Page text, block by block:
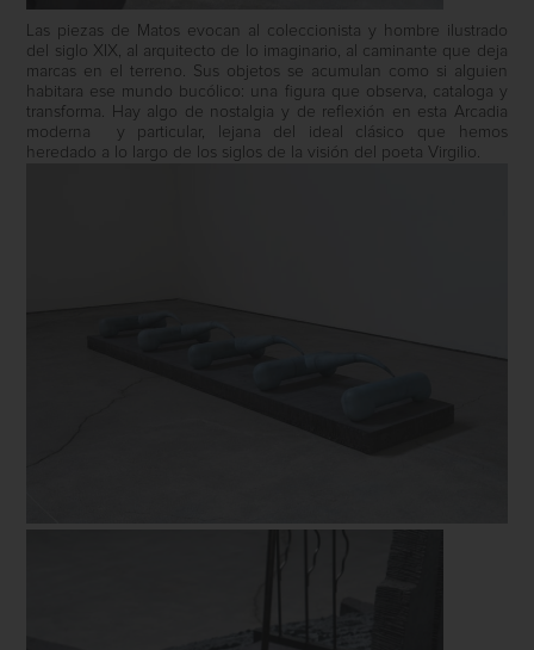
Las piezas de Matos evocan al coleccionista y hombre ilustrado
del siglo XIX, al arquitecto de lo imaginario, al caminante que deja
marcas en el terreno. Sus objetos se acumulan como si alguien
habitara ese mundo bucólico: una figura que observa, cataloga y
transforma. Hay algo de nostalgia y de reflexión en esta Arcadia
moderna
y particular, lejana del ideal clásico que hemos
heredado a lo largo de los siglos de la visión del poeta Virgilio.